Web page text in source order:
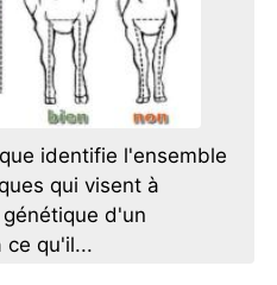
identifie l'ensemble
qui visent à
d'un
ce qu'il...